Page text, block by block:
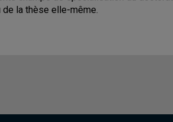
la thèse elle-même.